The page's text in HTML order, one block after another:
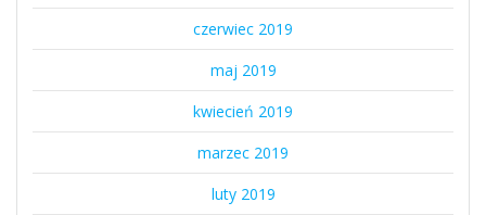
czerwiec 2019
maj 2019
kwiecień 2019
marzec 2019
luty 2019